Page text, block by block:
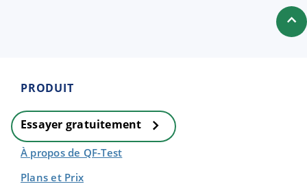
PRODUIT
Essayer gratuitement
À propos de QF-Test
Plans et Prix